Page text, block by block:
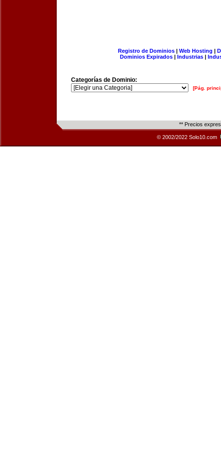
Registro de Dominios| Web Hosting |
Dominios Expirados | Industrias |
Categorías de Dominio:
[Pág.
** Precios
© 2002/2022 Solo10.com